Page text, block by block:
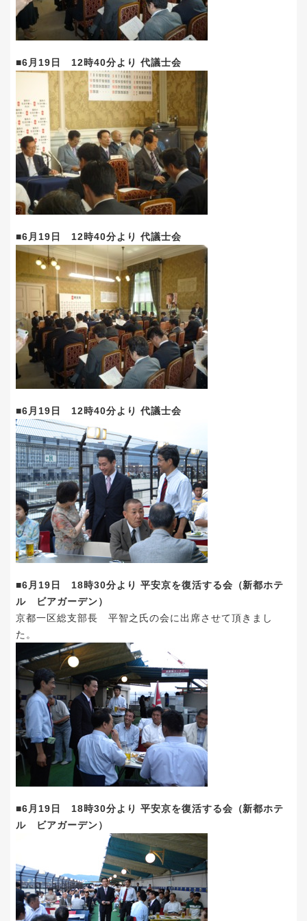
■6月19日 12時40分より 代議士会
■6月19日 12時40分より 代議士会
■6月19日 12時40分より 代議士会
■6月19日 18時30分より 平安京を復活する会（新都ホテ
ル ビアガーデン）
京都一区総支部長 平智之氏の会に出席させて頂きまし
た。
■6月19日 18時30分より 平安京を復活する会（新都ホテ
ル ビアガーデン）